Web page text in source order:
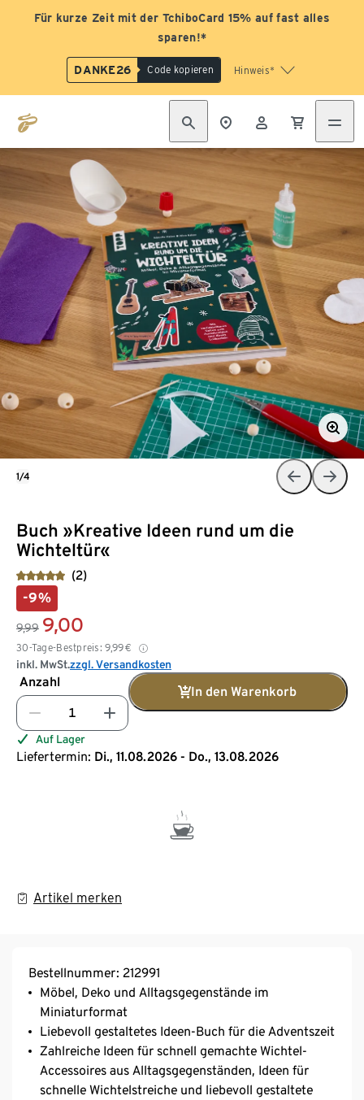
Für kurze Zeit mit der TchiboCard 15% auf fast alles
sparen!*
DANKE26 Code kopieren Hinweis*
Buch »Kreative Ideen rund um die
Wichteltür«
(2)
-9%
9,99 9,00
30-Tage-Bestpreis: 9,99€
inkl. MwSt.zzgl. Versandkosten
Anzahl
In den Warenkorb
Auf Lager
Liefertermin: Di., 11.08.2026 - Do., 13.08.2026
Artikel merken
1/4
Bestellnummer: 212991
Möbel, Deko und Alltagsgegenstände im
Miniaturformat
Liebevoll gestaltetes Ideen-Buch für die Adventszeit
Zahlreiche Ideen für schnell gemachte Wichtel-
Accessoires aus Alltagsgegenständen, Ideen für
schnelle Wichtelstreiche und liebevoll gestaltete